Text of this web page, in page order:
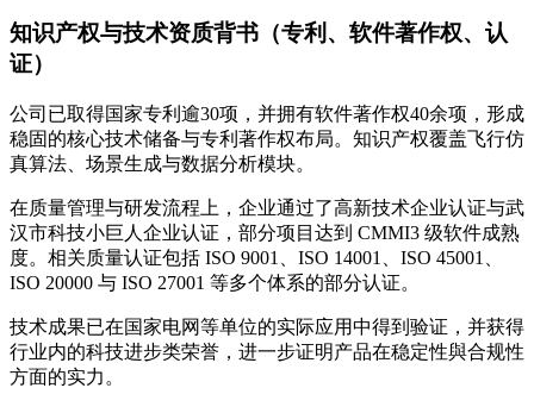
知识产权与技术资质背书（专利、软件著作权、认
证）
公司已取得国家专利逾30项，并拥有软件著作权40余项，形成
稳固的核心技术储备与专利著作权布局。知识产权覆盖飞行仿
真算法、场景生成与数据分析模块。
在质量管理与研发流程上，企业通过了高新技术企业认证与武
汉市科技小巨人企业认证，部分项目达到 CMMI3 级软件成熟
度。相关质量认证包括 ISO 9001、ISO 14001、ISO 45001、
ISO 20000 与 ISO 27001 等多个体系的部分认证。
技术成果已在国家电网等单位的实际应用中得到验证，并获得
行业内的科技进步类荣誉，进一步证明产品在稳定性與合规性
方面的实力。